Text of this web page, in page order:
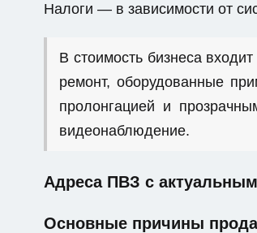
Налоги — в зависимости от
В стоимость бизнеса
ремонт, оборудованные
пролонгацией и
видеонаблюдение.
Адреса ПВЗ с
Основные причины